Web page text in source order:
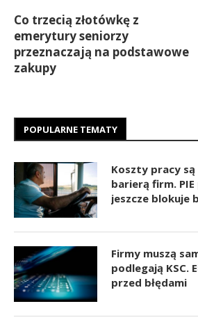
Co trzecią złotówkę z
emerytury seniorzy
przeznaczają na podstawowe
zakupy
POPULARNE TEMATY
Koszty pracy są
barierą firm.
jeszcze blokuje
Firmy muszą
podlegają KSC.
przed błędami